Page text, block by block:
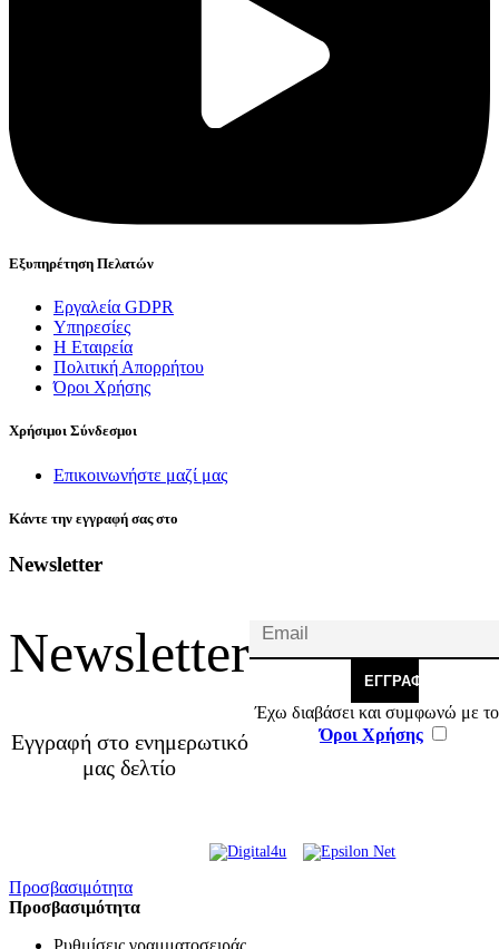
Εξυπηρέτηση Πελατών
Εργαλεία GDPR
Υπηρεσίες
Η Εταιρεία
Πολιτική Απορρήτου
Όροι Χρήσης
Χρήσιμοι Σύνδεσμοι
Επικοινωνήστε μαζί μας
Κάντε την εγγραφή σας στο
Newsletter
Newsletter
Εγγραφή στο ενημερωτικό
μας δελτίο
ΕΓΓΡΑΦΉ
Έχω διαβάσει και συμφωνώ με
Όροι Χρήσης
Προσβασιμότητα
Προσβασιμότητα
Ρυθμίσεις γραμματοσειράς